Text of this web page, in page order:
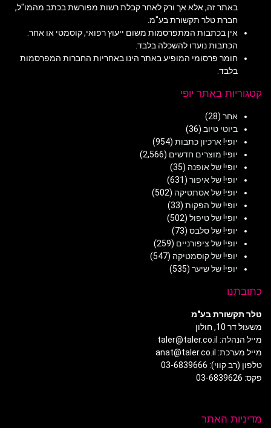
באתר זה, אלא אך ורק לאחר קבלת רשות מפורשת בכתב מהמו"ל,
חברת טלר תקשורת בע"מ.
אין בכתבות המתפרסמות משום ייעוץ רפואי, קוסמטי או אחר.
הכתבות נועדו להשכלה בלבד.
חומר פרסומי המופיע באתר הינו באחריות החברות המפרסמות
בלבד.
קטגוריות באתר יופי
אחר (28)
ביוטי טיוב (36)
יופי! ארכיון כתבות (954)
יופי! מוצרים חדשים (2,566)
יופי! של אופנה (35)
יופי! של איפור (631)
יופי! של אסתטיקה (502)
יופי! של הפקות (33)
יופי! של טיפול (502)
יופי! של סלבס (73)
יופי! של ציפורניים (259)
יופי! של קוסמטיקה (547)
יופי! של שיער (535)
כתובתנו
טלר תקשורת בע"מ
משעול דר 10, חולון
מייל הנהלה: taler@taler.co.il
מייל מערכת: anat@taler.co.il
טלפון (רב קווי): 03-6839666
פקס: 03-6839626
מדיניות האתר